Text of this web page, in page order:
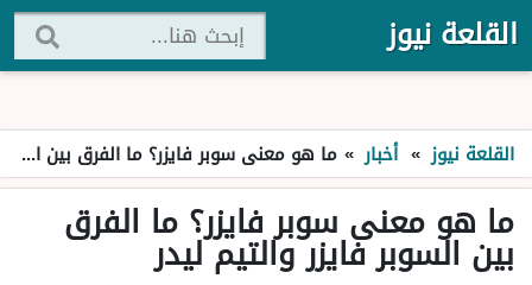
القلعة نيوز
القلعة نيوز » أخبار » ما هو معنى سوبر فايزر؟ ما الفرق بين السوبر فايزر والتيم ليدر
ما هو معنى سوبر فايزر؟ ما الفرق
بين السوبر فايزر والتيم ليدر